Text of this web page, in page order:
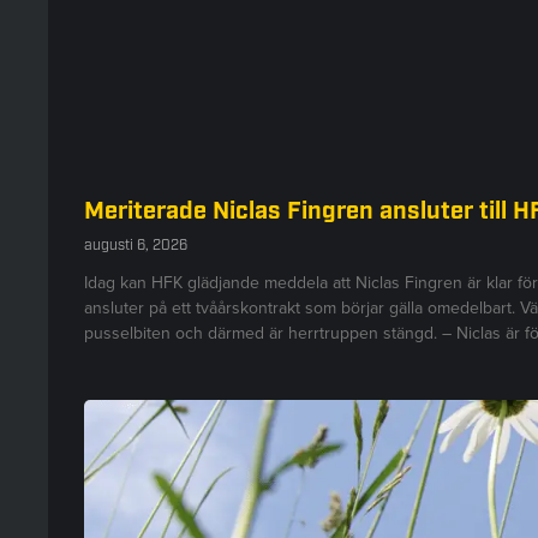
Meriterade Niclas Fingren ansluter till
augusti 6, 2026
Idag kan HFK glädjande meddela att Niclas Fingren är klar
ansluter på ett tvåårskontrakt som börjar gälla omedelbart.
pusselbiten och därmed är herrtruppen stängd. – Niclas är